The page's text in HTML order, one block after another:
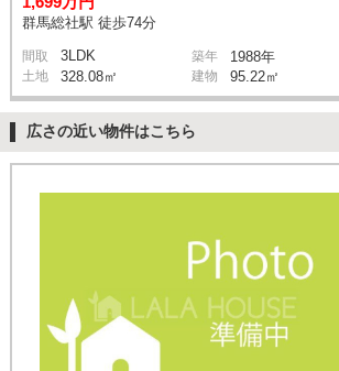
群馬総社駅 徒歩74分
間取 3LDK 築年 1988年
土地 328.08㎡ 建物 95.22㎡
広さの近い物件はこちら